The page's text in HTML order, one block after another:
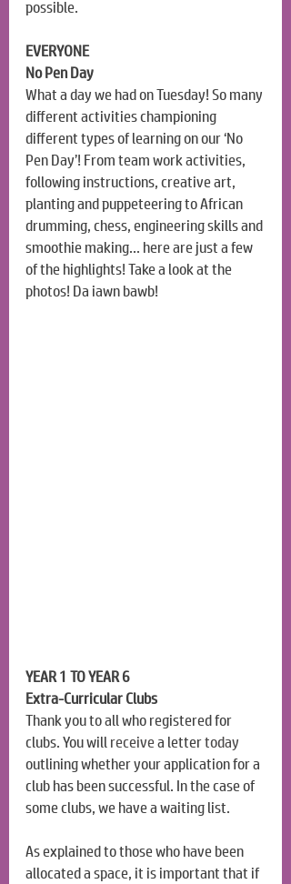
possible.
EVERYONE
No Pen Day
What a day we had on Tuesday! So many
different activities championing
different types of learning on our ‘No
Pen Day’! From team work activities,
following instructions, creative art,
planting and puppeteering to African
drumming, chess, engineering skills and
smoothie making… here are just a few
of the highlights! Take a look at the
photos! Da iawn bawb!
YEAR 1 TO YEAR 6
Extra-Curricular Clubs
Thank you to all who registered for
clubs. You will receive a letter today
outlining whether your application for a
club has been successful. In the case of
some clubs, we have a waiting list.
As explained to those who have been
allocated a space, it is important that if